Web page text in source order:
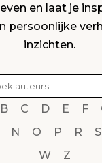
en laat je
persoonlijke
inzichten.
B C D E F
N O P R S
W
Z